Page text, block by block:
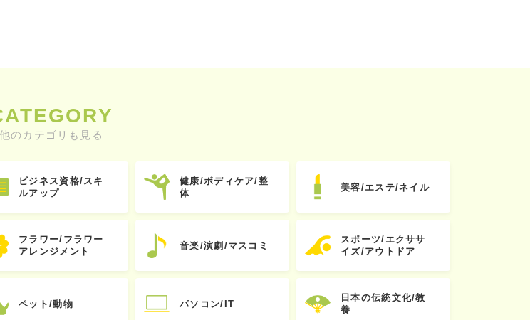
他のカテゴリも見る
ビジネス資格/スキ
ルアップ
健康/ボディケア/整
体
美容/エステ/ネイル
フラワー/フラワー
アレンジメント
音楽/演劇/マスコミ
スポーツ/エクササ
イズ/アウトドア
ペット/動物 パソコン/IT
日本の伝統文化/教
養